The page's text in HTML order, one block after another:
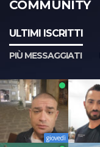
COMMUNITY
ULTIMI ISCRITTI
PIÙ MESSAGGIATI
giovedì